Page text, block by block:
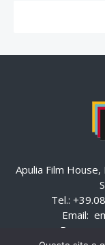
Apulia Film
Tel.:
Email:
Pec: